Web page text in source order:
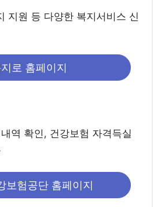
지원 등 다양한 복지서비스 신
로 홈페이지
역 확인, 건강보험 자격득실
보험공단 홈페이지